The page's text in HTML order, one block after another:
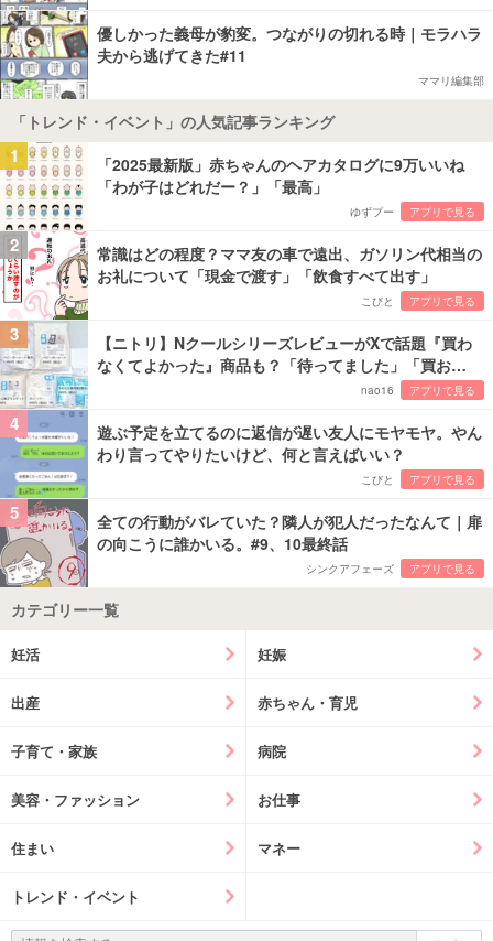
優しかった義母が豹変。つながりの切れる時｜モラハラ
夫から逃げてきた#11
ママリ編集部
「トレンド・イベント」の人気記事ランキング
1
「2025最新版」赤ちゃんのヘアカタログに9万いいね
「わが子はどれだー？」「最高」
ゆずプー アプリで見る
2
常識はどの程度？ママ友の車で遠出、ガソリン代相当の
お礼について「現金で渡す」「飲食すべて出す」
こびと アプリで見る
3
【ニトリ】NクールシリーズレビューがXで話題『買わ
なくてよかった』商品も？「待ってました」「買お…
nao16 アプリで見る
4
遊ぶ予定を立てるのに返信が遅い友人にモヤモヤ。やん
わり言ってやりたいけど、何と言えばいい？
こびと アプリで見る
5
全ての行動がバレていた？隣人が犯人だったなんて｜扉
の向こうに誰かいる。#9、10最終話
シンクアフェーズ アプリで見る
カテゴリー一覧
妊活 妊娠
出産 赤ちゃん・育児
子育て・家族 病院
美容・ファッション お仕事
住まい マネー
トレンド・イベント